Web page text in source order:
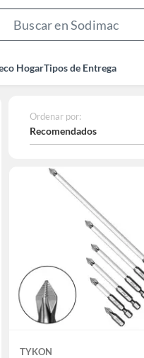
HogarTipos de Entrega
Ordenar por:
Recomendados
TYKON